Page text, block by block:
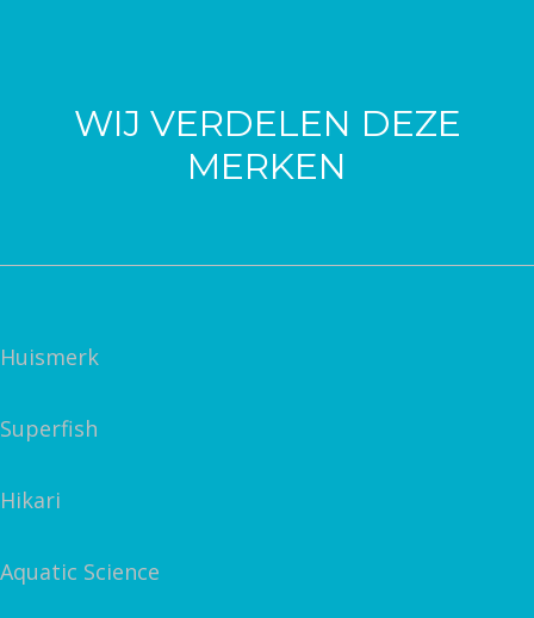
WIJ VERDELEN DEZE
MERKEN
Huismerk
Superfish
Hikari
Aquatic Science